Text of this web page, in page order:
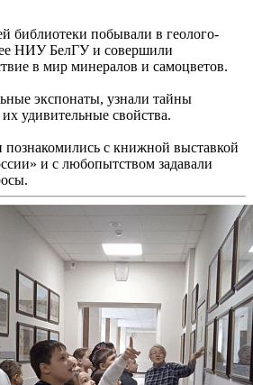
библиотеки побывали в геолого-
НИУ БелГУ и совершили
в мир минералов и самоцветов.
экспонаты, узнали тайны
удивительные свойства.
с книжной выставкой
и с любопытством задавали